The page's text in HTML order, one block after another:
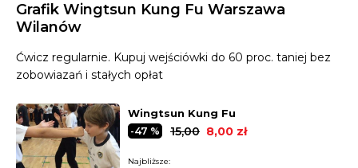
Grafik Wingtsun Kung Fu Warszawa
Wilanów
Ćwicz regularnie. Kupuj wejściówki do 60 proc. taniej bez
zobowiazań i stałych opłat
Wingtsun Kung Fu
-47 % 15,00 8,00 zł
Najbliższe: